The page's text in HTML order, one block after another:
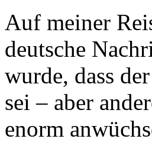
Auf meiner
deutsche
wurde, dass
sei – aber
enorm